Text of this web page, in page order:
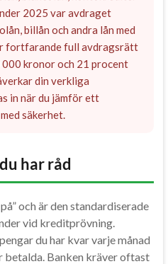
2025 var avdraget
billån och andra lån med
fortfarande full avdragsrätt
kronor och 21 procent
din verkliga
in när du jämför ett
säkerhet.
har råd
och är den standardiserade
vid kreditprövning.
du har kvar varje månad
Banken kräver oftast